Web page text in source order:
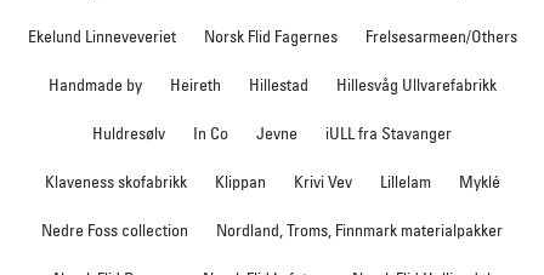
Ekelund Linneveveriet Norsk Flid Fagernes Frelsesarmeen/Others
Handmade by Heireth Hillestad Hillesvåg Ullvarefabrikk
Huldresølv In Co Jevne iULL fra Stavanger
Klaveness skofabrikk Klippan Krivi Vev Lillelam Myklé
Nedre Foss collection Nordland, Troms, Finnmark materialpakker